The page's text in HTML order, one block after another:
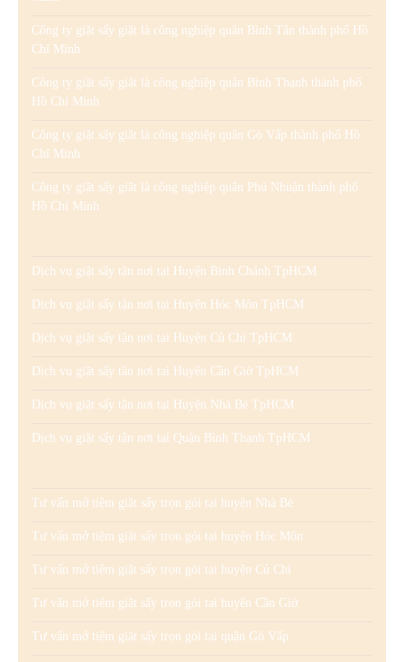
Công ty giặt sấy giặt là công nghiệp quận Bình Tân thành phố Hồ
Chí Minh
Công ty giặt sấy giặt là công nghiệp quận Bình Thạnh thành phố
Hồ Chí Minh
Công ty giặt sấy giặt là công nghiệp quận Gò Vấp thành phố Hồ
Chí Minh
Công ty giặt sấy giặt là công nghiệp quận Phú Nhuận thành phố
Hồ Chí Minh
Dịch vụ giặt sấy tận nơi tại Huyện Bình Chánh TpHCM
Dịch vụ giặt sấy tận nơi tại Huyện Hóc Môn TpHCM
Dịch vụ giặt sấy tận nơi tại Huyện Củ Chi TpHCM
Dịch vụ giặt sấy tận nơi tại Huyện Cần Giờ TpHCM
Dịch vụ giặt sấy tận nơi tại Huyện Nhà Bè TpHCM
Dịch vụ giặt sấy tận nơi tại Quận Bình Thạnh TpHCM
Tư vấn mở tiệm giặt sấy trọn gói tại huyện Nhà Bè
Tư vấn mở tiệm giặt sấy trọn gói tại huyện Hóc Môn
Tư vấn mở tiệm giặt sấy trọn gói tại huyện Củ Chi
Tư vấn mở tiệm giặt sấy trọn gói tại huyện Cần Giờ
Tư vấn mở tiệm giặt sấy trọn gói tại quận Gò Vấp